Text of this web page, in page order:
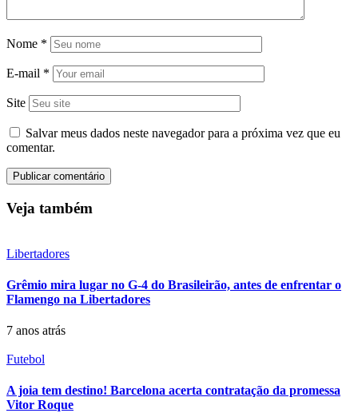
Nome *
E-mail *
Site
Salvar meus dados neste navegador para a próxima vez que eu
comentar.
Veja também
Libertadores
Grêmio mira lugar no G-4 do Brasileirão, antes de enfrentar o
Flamengo na Libertadores
7 anos atrás
Futebol
A joia tem destino! Barcelona acerta contratação da promessa
Vitor Roque